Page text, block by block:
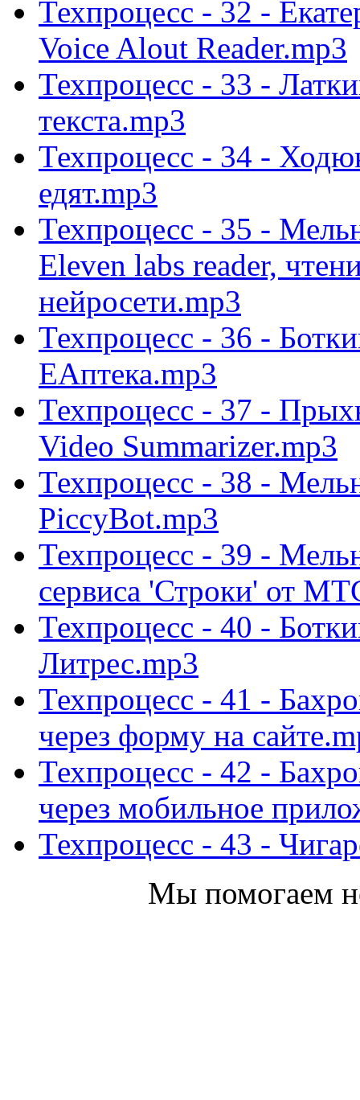
Техпроцесс - 32 -
Voice Alout Reader.mp3
Техпроцесс - 33 -
текста.mp3
Техпроцесс - 34 -
едят.mp3
Техпроцесс - 35 -
Eleven labs reader,
нейросети.mp3
Техпроцесс - 36 -
ЕАптека.mp3
Техпроцесс - 37 -
Video Summarizer.mp3
Техпроцесс - 38 -
PiccyBot.mp3
Техпроцесс - 39 -
сервиса 'Строки' от
Техпроцесс - 40 -
Литрес.mp3
Техпроцесс - 41 -
через форму на
Техпроцесс - 42 -
через мобильное
Техпроцесс - 43 -
Мы помогаем